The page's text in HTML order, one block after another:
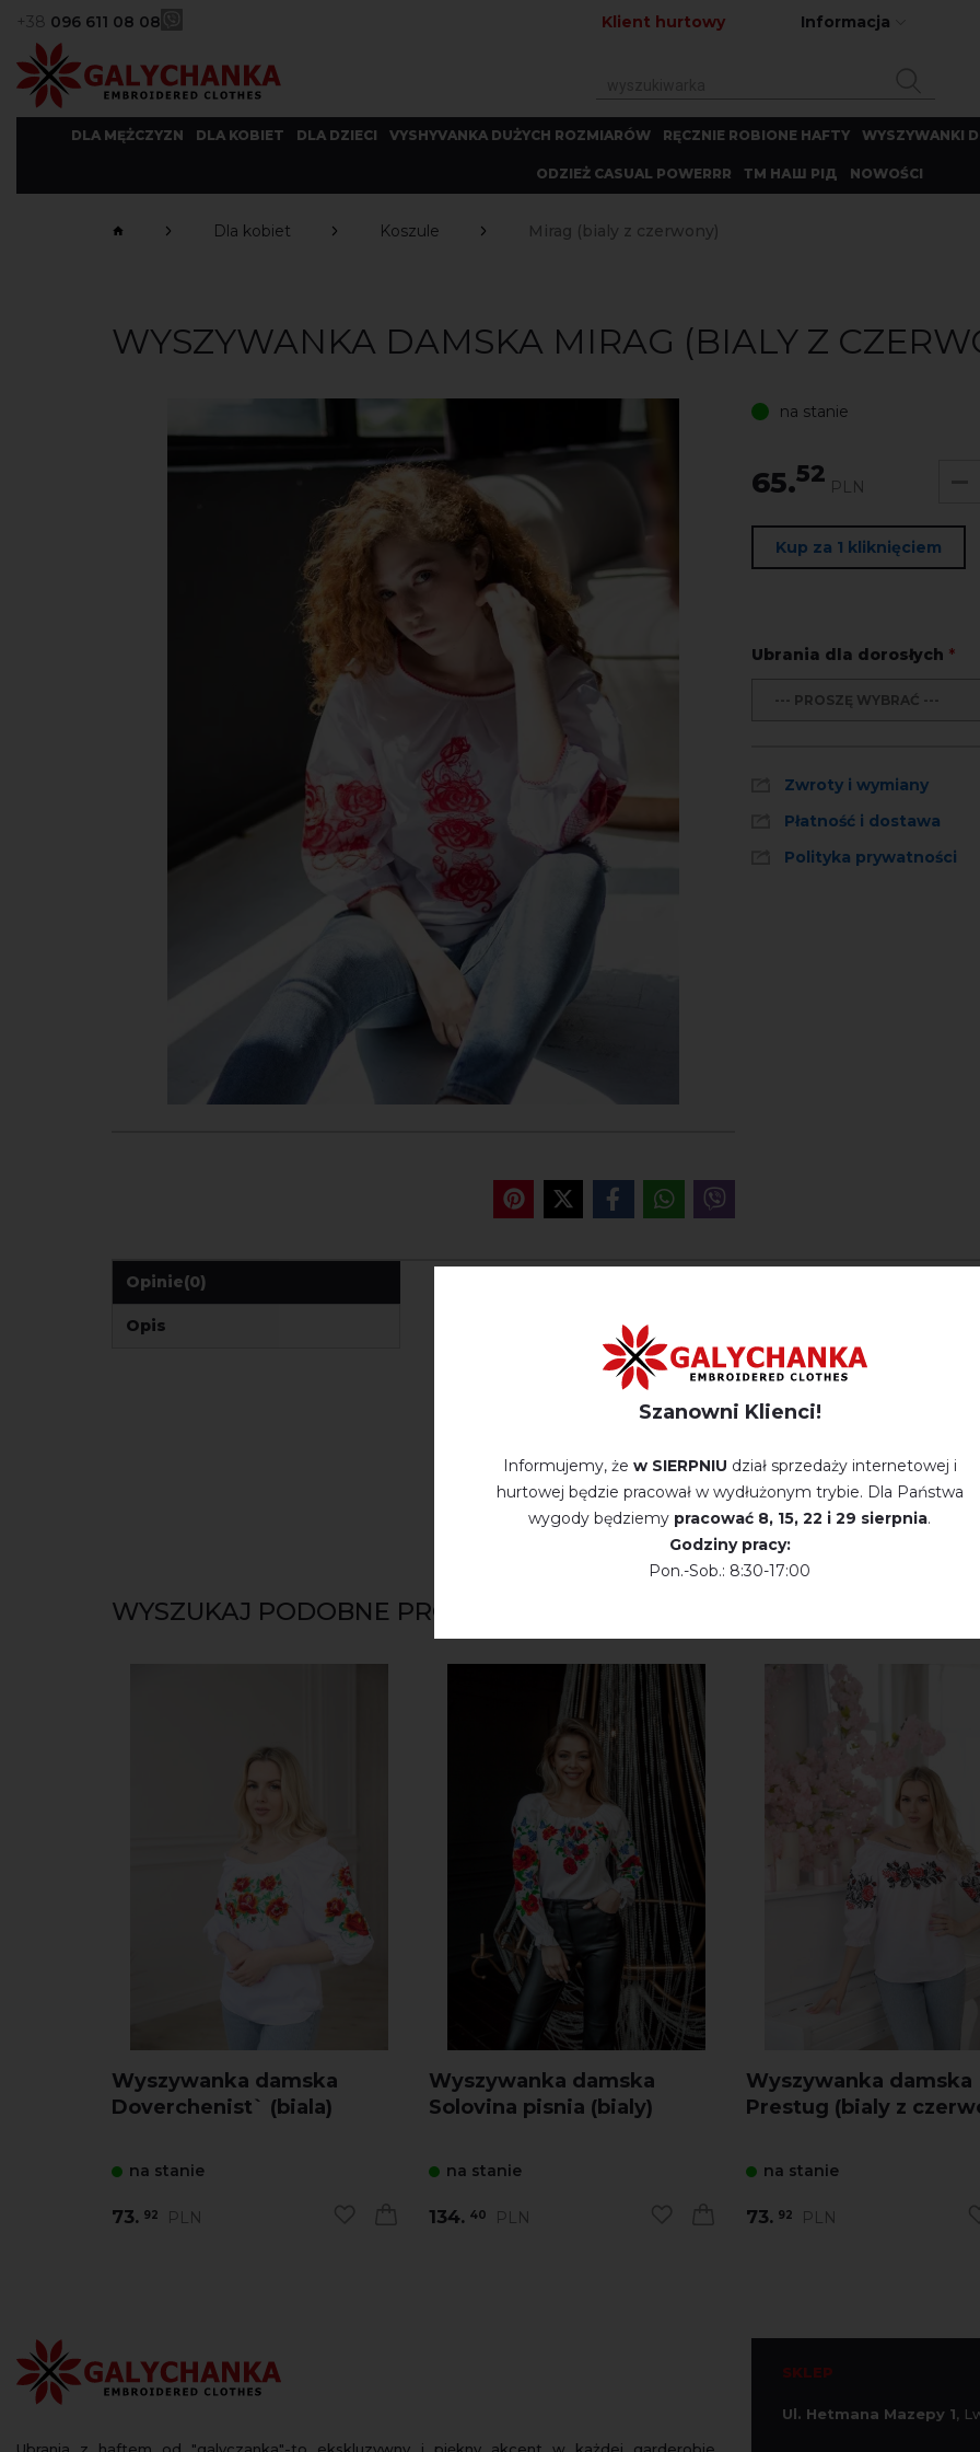
+38 096 611 08 08 Klient hurtowy Informacja
DLA MĘŻCZYZN DLA KOBIET DLA DZIECI VYSHYVANKA DUŻYCH ROZMIARÓW RĘCZNIE ROBIONE HAFTY WYSZYWANKI
ODZIEŻ CASUAL POWERRR ТМ НАШ РІД NOWOŚCI
Dla kobiet Koszule Mirag (bialy z czerwony)
WYSZYWANKA DAMSKA MIRAG (BIALY Z
na stanie
65.52 PLN
Kup za 1 kliknięciem
Ubrania dla dorosłych *
--- PROSZĘ WYBRAĆ ---
Zwroty i wymiany
Płatność i dostawa
Polityka prywatności
Opinie(0)
Opis
OPINIE O MIRAG (BIALY Z
Немає відгуків про цей товар.
WYSZUKAJ PODOBNE PRODUKTY
Wyszywanka damska
Doverchenist` (biala)
na stanie
73. 92 PLN
Wyszywanka damska
Solovina pisnia (bialy)
na stanie
134. 40 PLN
Wyszywanka damska
Prestug (bialy z
na stanie
73. 92 PLN
Ubrania z haftem od "galyczanka"-to ekskluzywny i piękny akcent w każdej garderobie.
SKLEP
Ul. Hetmana Mazepy 1,
Szanowni Klienci!
Informujemy, że w SIERPNIU dział sprzedaży internetowej i
hurtowej będzie pracował w wydłużonym trybie. Dla Państwa
wygody będziemy pracować 8, 15, 22 і 29 sierpnia.
Godziny pracy:
Pon.-Sob.: 8:30-17:00